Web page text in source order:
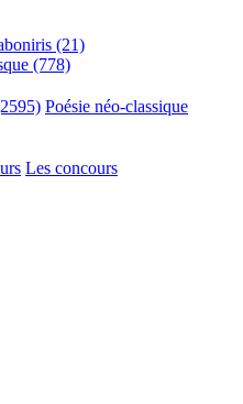
(21)
(778)
Poésie néo-classique
Les concours